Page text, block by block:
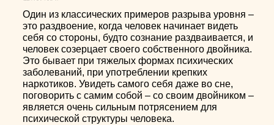
Один из классических примеров разрыва уровня –
это раздвоение, когда человек начинает видеть
себя со стороны, будто сознание раздваивается, и
человек созерцает своего собственного двойника.
Это бывает при тяжелых формах психических
заболеваний, при употреблении крепких
наркотиков. Увидеть самого себя даже во сне,
поговорить с самим собой – со своим двойником –
является очень сильным потрясением для
психической структуры человека.